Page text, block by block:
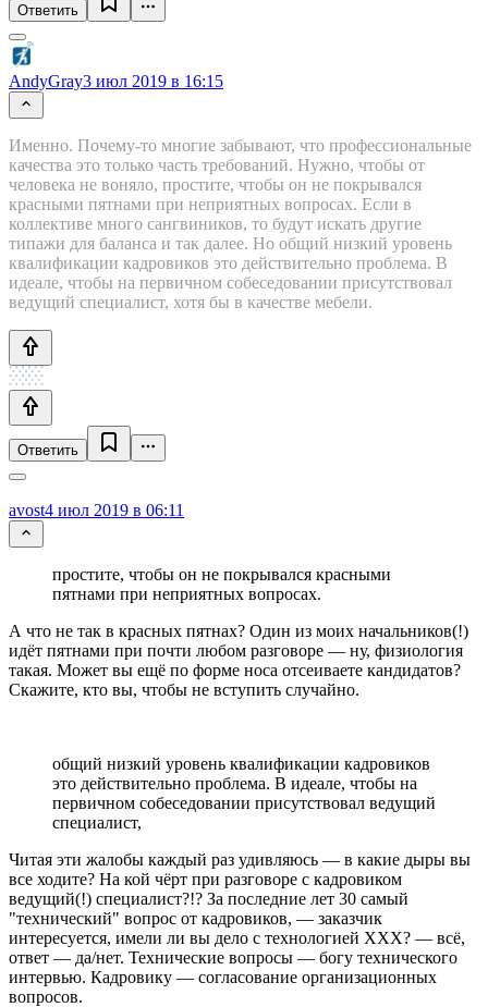
Ответить
AndyGray3 июл 2019 в 16:15
Именно. Почему-то многие забывают, что профессиональные
качества это только часть требований. Нужно, чтобы от
человека не воняло, простите, чтобы он не покрывался
красными пятнами при неприятных вопросах. Если в
коллективе много сангвиников, то будут искать другие
типажи для баланса и так далее. Но общий низкий уровень
квалификации кадровиков это действительно проблема. В
идеале, чтобы на первичном собеседовании присутствовал
ведущий специалист, хотя бы в качестве мебели.
Ответить
avost4 июл 2019 в 06:11
простите, чтобы он не покрывался красными
пятнами при неприятных вопросах.
А что не так в красных пятнах? Один из моих начальников(!)
идёт пятнами при почти любом разговоре — ну, физиология
такая. Может вы ещё по форме носа отсеиваете кандидатов?
Скажите, кто вы, чтобы не вступить случайно.
общий низкий уровень квалификации кадровиков
это действительно проблема. В идеале, чтобы на
первичном собеседовании присутствовал ведущий
специалист,
Читая эти жалобы каждый раз удивляюсь — в какие дыры вы
все ходите? На кой чёрт при разговоре с кадровиком
ведущий(!) специалист?!? За последние лет 30 самый
"технический" вопрос от кадровиков, — заказчик
интересуется, имели ли вы дело с технологией ХХХ? — всё,
ответ — да/нет. Технические вопросы — богу технического
интервью. Кадровику — согласование организационных
вопросов.